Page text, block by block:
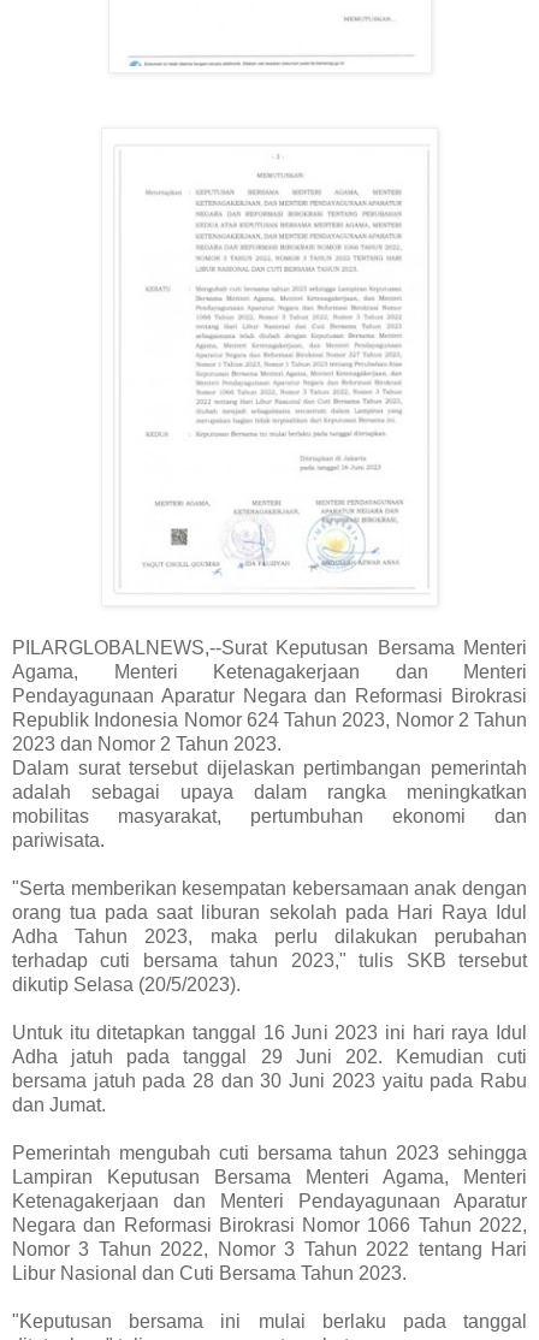
PILARGLOBALNEWS,--Surat Keputusan Bersama Menteri
Agama, Menteri Ketenagakerjaan dan Menteri
Pendayagunaan Aparatur Negara dan Reformasi Birokrasi
Republik Indonesia Nomor 624 Tahun 2023, Nomor 2 Tahun
2023 dan Nomor 2 Tahun 2023.
Dalam surat tersebut dijelaskan pertimbangan pemerintah
adalah sebagai upaya dalam rangka meningkatkan
mobilitas masyarakat, pertumbuhan ekonomi dan
pariwisata.
"Serta memberikan kesempatan kebersamaan anak dengan
orang tua pada saat liburan sekolah pada Hari Raya Idul
Adha Tahun 2023, maka perlu dilakukan perubahan
terhadap cuti bersama tahun 2023," tulis SKB tersebut
dikutip Selasa (20/5/2023).
Untuk itu ditetapkan tanggal 16 Juni 2023 ini hari raya Idul
Adha jatuh pada tanggal 29 Juni 202. Kemudian cuti
bersama jatuh pada 28 dan 30 Juni 2023 yaitu pada Rabu
dan Jumat.
Pemerintah mengubah cuti bersama tahun 2023 sehingga
Lampiran Keputusan Bersama Menteri Agama, Menteri
Ketenagakerjaan dan Menteri Pendayagunaan Aparatur
Negara dan Reformasi Birokrasi Nomor 1066 Tahun 2022,
Nomor 3 Tahun 2022, Nomor 3 Tahun 2022 tentang Hari
Libur Nasional dan Cuti Bersama Tahun 2023.
"Keputusan bersama ini mulai berlaku pada tanggal